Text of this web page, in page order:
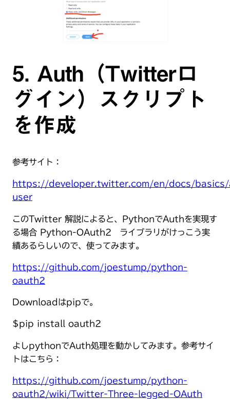
5. Auth（Twitterロ
グイン）スクリプト
を作成
参考サイト：
https://developer.twitter.com/en/docs/
user
このTwitter 解説によると、PythonでAuthを実現す
る場合 Python-OAuth2 ライブラリがけっこう実
績あるらしいので、使ってみます。
https://github.com/joestump/python-
oauth2
Downloadはpipで。
$pip install oauth2
よしpythonでAuth処理を動かしてみます。参考サイ
トはこちら：
https://github.com/joestump/python-
oauth2/wiki/Twitter-Three-legged-OAuth